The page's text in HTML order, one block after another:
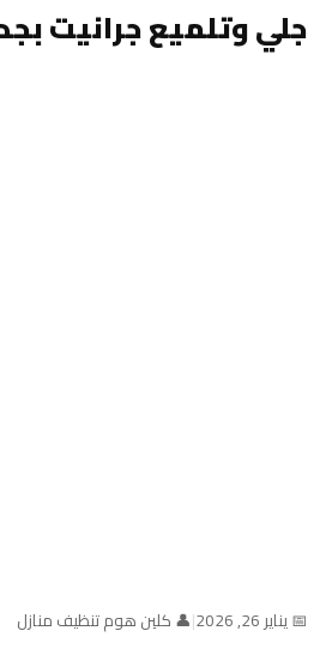
جلي وتلميع جرانيت بجدة
📅 يناير 26, 2026 |👤 كلين هوم تنظيف منازل